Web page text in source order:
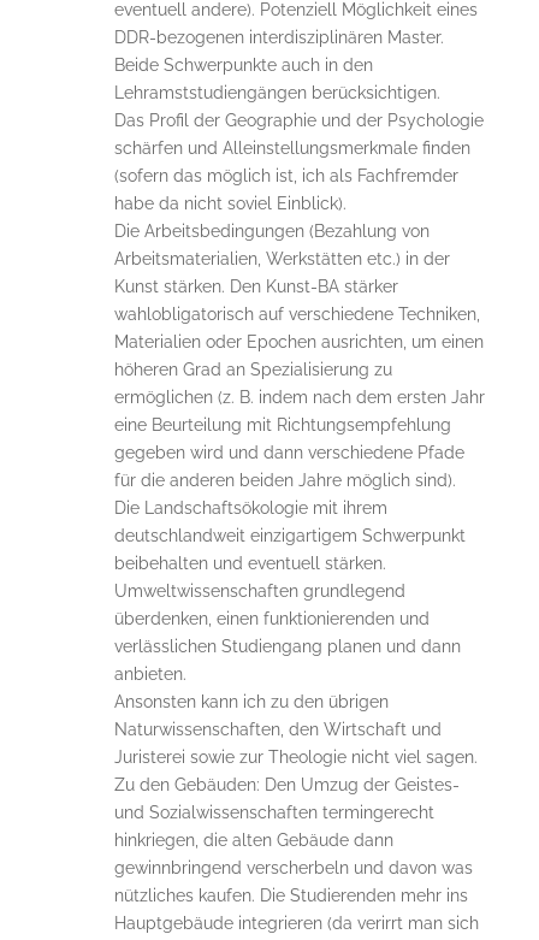
eventuell andere). Potenziell Möglichkeit eines
DDR-bezogenen interdisziplinären Master.
Beide Schwerpunkte auch in den
Lehramststudiengängen berücksichtigen.
Das Profil der Geographie und der Psychologie
schärfen und Alleinstellungsmerkmale finden
(sofern das möglich ist, ich als Fachfremder
habe da nicht soviel Einblick).
Die Arbeitsbedingungen (Bezahlung von
Arbeitsmaterialien, Werkstätten etc.) in der
Kunst stärken. Den Kunst-BA stärker
wahlobligatorisch auf verschiedene Techniken,
Materialien oder Epochen ausrichten, um einen
höheren Grad an Spezialisierung zu
ermöglichen (z. B. indem nach dem ersten Jahr
eine Beurteilung mit Richtungsempfehlung
gegeben wird und dann verschiedene Pfade
für die anderen beiden Jahre möglich sind).
Die Landschaftsökologie mit ihrem
deutschlandweit einzigartigem Schwerpunkt
beibehalten und eventuell stärken.
Umweltwissenschaften grundlegend
überdenken, einen funktionierenden und
verlässlichen Studiengang planen und dann
anbieten.
Ansonsten kann ich zu den übrigen
Naturwissenschaften, den Wirtschaft und
Juristerei sowie zur Theologie nicht viel sagen.
Zu den Gebäuden: Den Umzug der Geistes-
und Sozialwissenschaften termingerecht
hinkriegen, die alten Gebäude dann
gewinnbringend verscherbeln und davon was
nützliches kaufen. Die Studierenden mehr ins
Hauptgebäude integrieren (da verirrt man sich